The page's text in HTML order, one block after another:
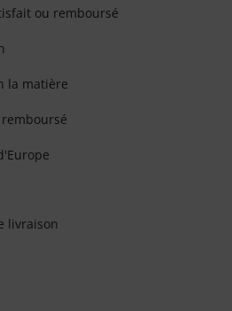
ou remboursé
la matière
livraison